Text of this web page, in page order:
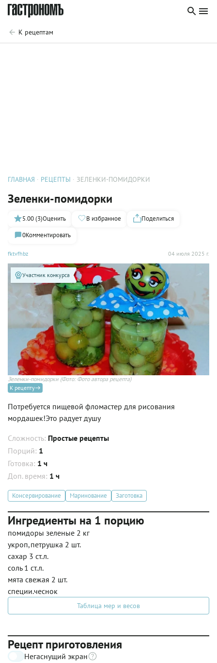
К рецептам
ГЛАВНАЯ РЕЦЕПТЫ ЗЕЛЕНКИ-ПОМИДОРКИ
Зеленки-помидорки
fktvfhbz 04 июля 2025 г.
5.00 (3)Оценить В избранное
Поделиться
0Комментировать
Участник конкурса
Зеленки-помидорки (Фото: Фото автора рецепта)
К рецепту
Потребуется пищевой фломастер для рисования
мордашек!Это радует душу
Сложность: Простые рецепты
Порций: 1
Готовка: 1 ч
Доп. время: 1 ч
Консервирование Маринование Заготовка
Ингредиенты на 1 порцию
помидоры зеленые 2 кг
укроп,петрушка 2 шт.
сахар 3 ст.л.
соль 1 ст.л.
мята свежая 2 шт.
специи.чеснок
Таблица мер и весов
Рецепт приготовления
Негаснущий экран